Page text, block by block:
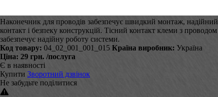
Наконечник для проводів забезпечує швидкий монтаж, надійний
контакт і безпеку конструкцій. Тісний контакт клеми з проводом
забезпечує надійну роботу системи.
Код товару: 04_02_001_001_015 Країна виробник: Україна
Ціна: 29 грн. /послуга
Є в наявності
Купити Зворотний дзвінок
Не забудьте поділитися